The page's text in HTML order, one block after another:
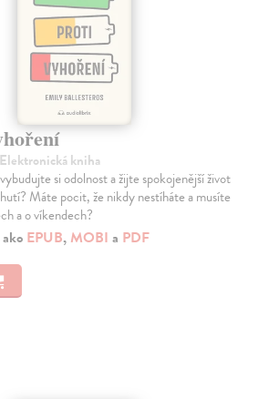
kniha
si odolnost a žijte spokojenější život
Máte pocit, že nikdy nestíháte a musíte
a o víkendech?
EPUB, MOBI a PDF